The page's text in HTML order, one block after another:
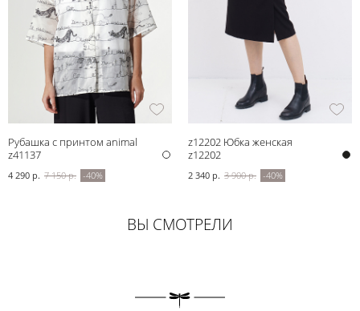
Рубашка с принтом animal
z41137
4 290 р. 7 150 р. -40%
z12202 Юбка женская
z12202
2 340 р. 3 900 р. -40%
ВЫ СМОТРЕЛИ